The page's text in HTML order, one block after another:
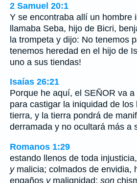
2 Samuel 20:1
Y se encontraba allí un hombre
llamaba Seba, hijo de Bicri,
la trompeta y dijo: No tenemos
tenemos heredad en el hijo de
uno a sus tiendas!
Isaías 26:21
Porque he aquí, el SEÑOR va
para castigar la iniquidad de los
tierra, y la tierra pondrá de
derramada y no ocultará más a
Romanos 1:29
estando llenos de toda
ymalicia; colmados de envidia,
engaños ymalignidad; son